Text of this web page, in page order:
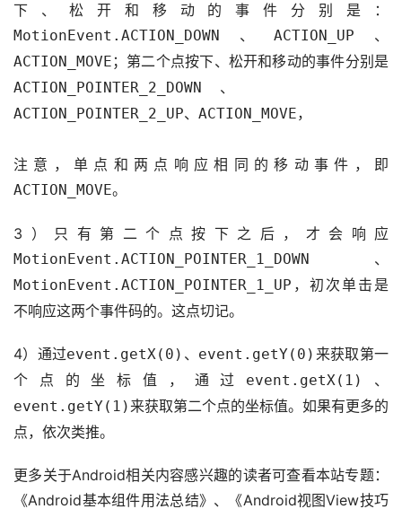
下、松开和移动的事件分别是：
MotionEvent.ACTION_DOWN 、 ACTION_UP 、
ACTION_MOVE ；第二个点按下、松开和移动的事件分别是
ACTION_POINTER_2_DOWN
ACTION_POINTER_2_UP、 ACTION_MOVE，
注意，单点和两点响应相同的移动事件，即
ACTION_MOVE。
3）只有第二个点按下之后，才会响应
MotionEvent.ACTION_POINTER_1_DOWN 、
MotionEvent.ACTION_POINTER_1_UP ，初次单击是
不响应这两个事件码的。这点切记。
4）通过event.getX(0) 、 event.getY(0) 来获取第一
个点的坐标值，通过 event.getX(1) 、
event.getY(1) 来获取第二个点的坐标值。如果有更多的
点，依次类推。
更多关于Android相关内容感兴趣的读者可查看本站专题：
《Android基本组件用法总结》、《Android视图View技巧